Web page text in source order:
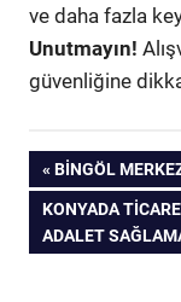
ve daha fazla
Unutmayın!
güvenliğine
Yazı
gezinmesi
PREVIOUS
POST:
BINGÖL
NEXT
POST:
KONYADA
ADALET